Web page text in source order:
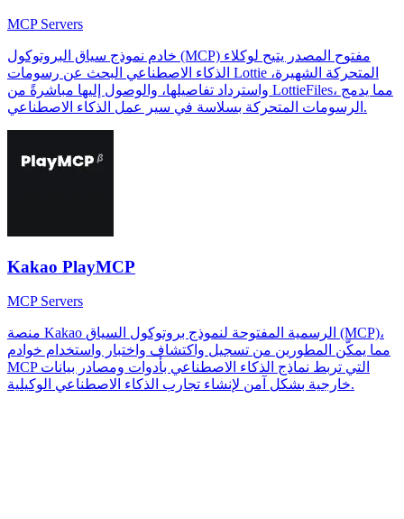
MCP Servers
خادم نموذج سياق البروتوكول (MCP) مفتوح المصدر يتيح لوكلاء
الذكاء الاصطناعي البحث عن رسومات Lottie المتحركة الشهيرة،
واسترداد تفاصيلها، والوصول إليها مباشرةً من LottieFiles، مما يدمج
الرسومات المتحركة بسلاسة في سير عمل الذكاء الاصطناعي.
Kakao PlayMCP
MCP Servers
منصة Kakao الرسمية المفتوحة لنموذج بروتوكول السياق (MCP)،
مما يمكّن المطورين من تسجيل واكتشاف واختبار واستخدام خوادم
MCP التي تربط نماذج الذكاء الاصطناعي بأدوات ومصادر بيانات
خارجية بشكل آمن لإنشاء تجارب الذكاء الاصطناعي الوكيلية.